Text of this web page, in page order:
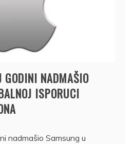
GODINI NADMAŠIO
ISPORUCI
nadmašio Samsung u